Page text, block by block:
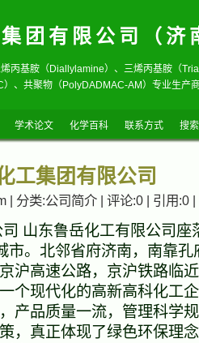
团有限公司（济
丙基胺（Diallylamine）、三烯丙基胺（
）、共聚物（PolyDADMAC-AM）专业生
学术论文 化学百科 联系方式 搜索
工集团有限公司
| 分类:公司简介 | 评论:0 | 引用:0 |
山东鲁岳化工有限公司座
市。北邻省府济南，南靠
沪高速公路，京沪铁路临
个现代化的高新高科化工
产品质量一流，管理科学
，真正体现了绿色环保理